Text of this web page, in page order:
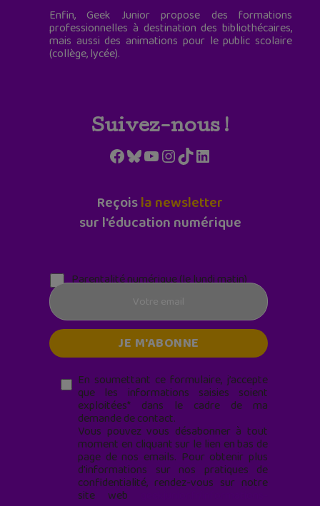
Enfin, Geek Junior propose des formations
professionnelles à destination des bibliothécaires,
mais aussi des animations pour le public scolaire
(collège, lycée).
Suivez-nous !
Facebook
Bluesky
YouTube
Instagram
TikTokLinkedIn
Reçoisla newsletter
sur l'éducation numérique
Parentalité numérique (le lundi matin)
En soumettant ce formulaire, j’accepte
que les informations saisies soient
exploitées* dans le cadre de ma
demande de contact.
Vous pouvez vous désabonner à tout
moment en cliquant sur le lien en bas de
page de nos emails. Pour obtenir plus
d'informations sur nos pratiques de
confidentialité, rendez-vous sur notre
site web